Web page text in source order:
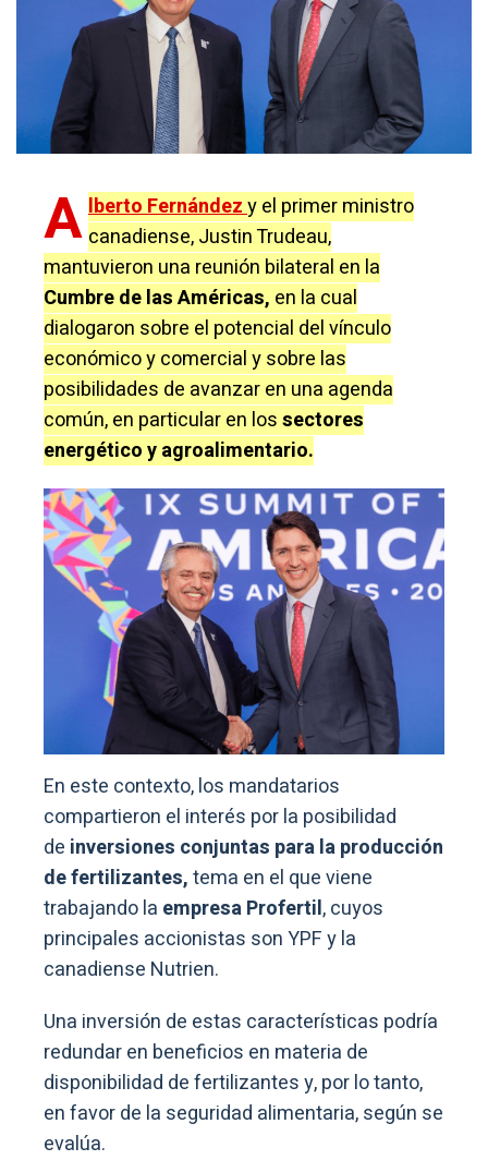
Alberto Fernándezy el primer ministro
canadiense, Justin Trudeau,
mantuvieron una reunión bilateral en la
Cumbre de las Américas, en la cual
dialogaron sobre el potencial del vínculo
económico y comercial y sobre las
posibilidades de avanzar en una agenda
común, en particular en lossectores
energético y agroalimentario.
En este contexto, los mandatarios
compartieron el interés por la posibilidad
de inversiones conjuntas para la producción
de fertilizantes,tema en el que viene
trabajando la empresa Profertil, cuyos
principales accionistas son YPF y la
canadiense Nutrien.
Una inversión de estas características podría
redundar en beneficios en materia de
disponibilidad de fertilizantes y, por lo tanto,
en favor de la seguridad alimentaria, según se
evalúa.